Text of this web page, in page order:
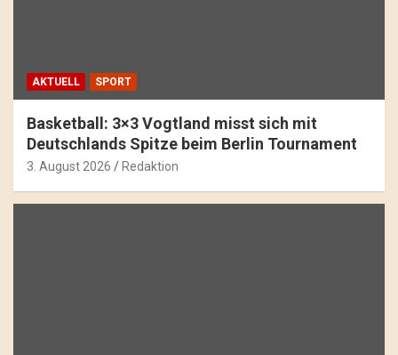
AKTUELL SPORT
Basketball: 3×3 Vogtland misst sich mit
Deutschlands Spitze beim Berlin Tournament
3. August 2026 Redaktion